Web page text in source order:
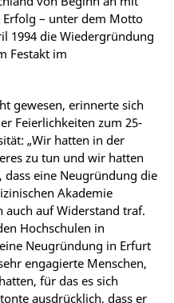
– unter dem Motto
1994 die Wiedergründung
Festakt im
gewesen, erinnerte sich
Feierlichkeiten zum 25-
„Wir hatten in der
zu tun und wir hatten
dass eine Neugründung die
Akademie
auf Widerstand traf.
Hochschulen in
Neugründung in Erfurt
engagierte Menschen,
für das es sich
ausdrücklich, dass er